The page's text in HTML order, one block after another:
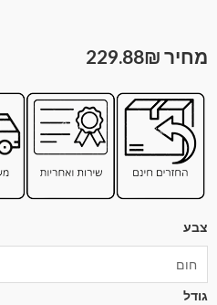
229.88₪
צבע
גודל